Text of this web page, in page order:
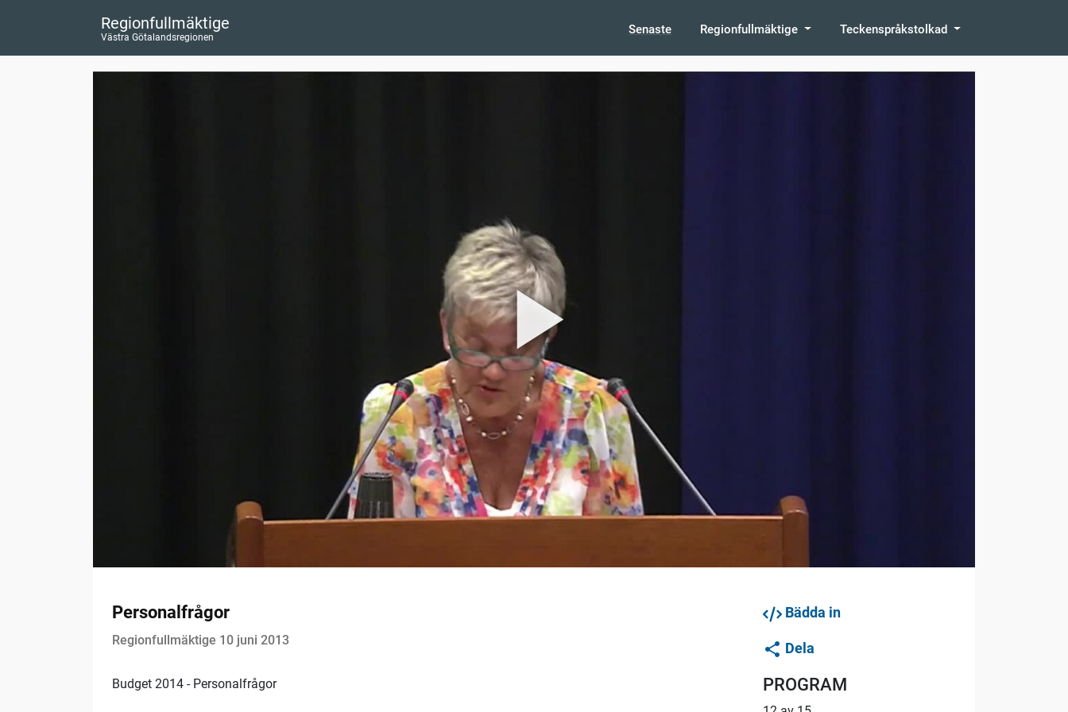
Regionfullmäktige
Västra Götalandsregionen
Senaste Regionfullmäktige Teckenspråkstolkad
Personalfrågor
Regionfullmäktige 10 juni 2013
Budget 2014 - Personalfrågor
Bädda in
Dela
PROGRAM